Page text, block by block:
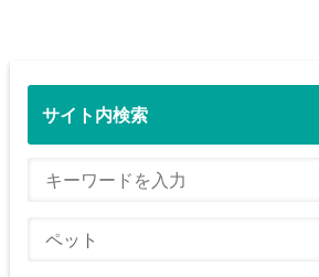
サイト内検索